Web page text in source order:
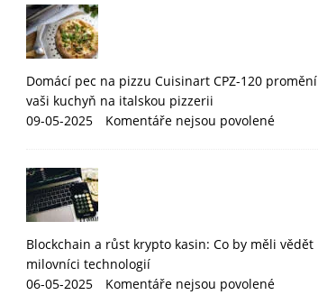
Domácí pec na pizzu Cuisinart CPZ-120 promění
vaši kuchyň na italskou pizzerii
09-05-2025
Komentáře nejsou povolené
Blockchain a růst krypto kasin: Co by měli vědět
milovníci technologií
06-05-2025
Komentáře nejsou povolené